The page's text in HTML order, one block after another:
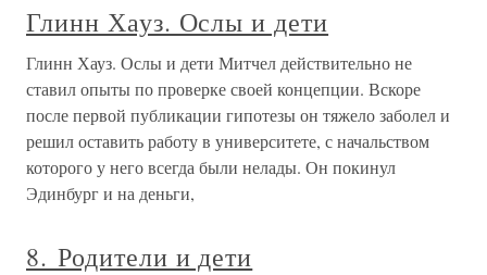
Глинн Хауз. Ослы и дети
Глинн Хауз. Ослы и дети Митчел действительно не
ставил опыты по проверке своей концепции. Вскоре
после первой публикации гипотезы он тяжело заболел и
решил оставить работу в университете, с начальством
которого у него всегда были нелады. Он покинул
Эдинбург и на деньги,
8. Родители и дети